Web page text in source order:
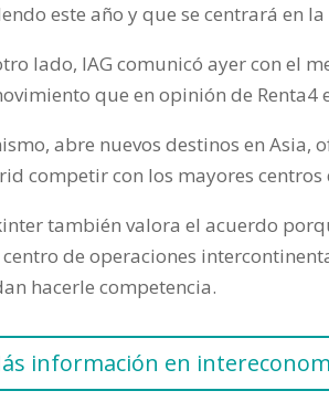
este año y que se centrará en
lado, IAG comunicó ayer con el
que en opinión de
abre nuevos destinos en Asia,
competir con los mayores centros
también valora el acuerdo
de operaciones
hacerle competencia.
información en